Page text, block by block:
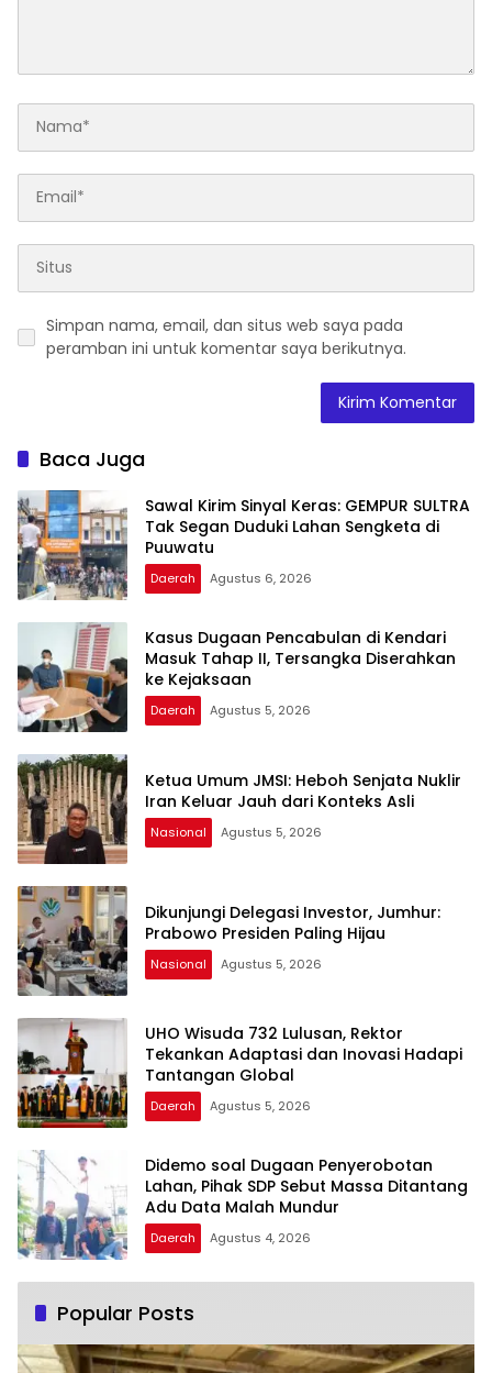
Simpan nama, email, dan situs web saya pada
peramban ini untuk komentar saya berikutnya.
Baca Juga
Sawal Kirim Sinyal Keras: GEMPUR SULTRA
Tak Segan Duduki Lahan Sengketa di
Puuwatu
Daerah Agustus 6, 2026
Kasus Dugaan Pencabulan di Kendari
Masuk Tahap II, Tersangka Diserahkan
ke Kejaksaan
Daerah Agustus 5, 2026
Ketua Umum JMSI: Heboh Senjata Nuklir
Iran Keluar Jauh dari Konteks Asli
Nasional Agustus 5, 2026
Dikunjungi Delegasi Investor, Jumhur:
Prabowo Presiden Paling Hijau
Nasional Agustus 5, 2026
UHO Wisuda 732 Lulusan, Rektor
Tekankan Adaptasi dan Inovasi Hadapi
Tantangan Global
Daerah Agustus 5, 2026
Didemo soal Dugaan Penyerobotan
Lahan, Pihak SDP Sebut Massa Ditantang
Adu Data Malah Mundur
Daerah Agustus 4, 2026
Popular Posts